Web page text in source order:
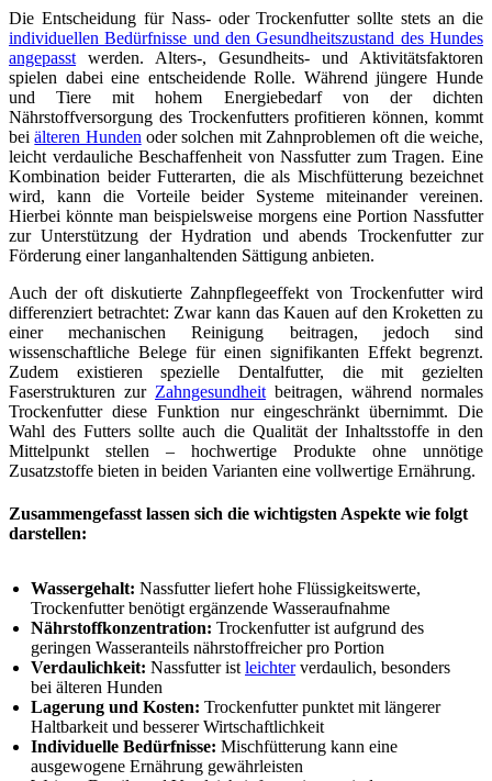
Die Entscheidung für Nass- oder Trockenfutter sollte stets an die
individuellen Bedürfnisse und den Gesundheitszustand des Hundes
angepasst werden. Alters-, Gesundheits- und Aktivitätsfaktoren
spielen dabei eine entscheidende Rolle. Während jüngere Hunde
und Tiere mit hohem Energiebedarf von der dichten
Nährstoffversorgung des Trockenfutters profitieren können, kommt
beiälteren Hunden oder solchen mit Zahnproblemen oft die weiche,
leicht verdauliche Beschaffenheit von Nassfutter zum Tragen. Eine
Kombination beider Futterarten, die als Mischfütterung bezeichnet
wird, kann die Vorteile beider Systeme miteinander vereinen.
Hierbei könnte man beispielsweise morgens eine Portion Nassfutter
zur Unterstützung der Hydration und abends Trockenfutter zur
Förderung einer langanhaltenden Sättigung anbieten.
Auch der oft diskutierte Zahnpflegeeffekt von Trockenfutter wird
differenziert betrachtet: Zwar kann das Kauen auf den Kroketten zu
einer mechanischen Reinigung beitragen, jedoch sind
wissenschaftliche Belege für einen signifikanten Effekt begrenzt.
Zudem existieren spezielle Dentalfutter, die mit gezielten
Faserstrukturen zur Zahngesundheit beitragen, während normales
Trockenfutter diese Funktion nur eingeschränkt übernimmt. Die
Wahl des Futters sollte auch die Qualität der Inhaltsstoffe in den
Mittelpunkt stellen – hochwertige Produkte ohne unnötige
Zusatzstoffe bieten in beiden Varianten eine vollwertige Ernährung.
Zusammengefasst lassen sich die wichtigsten Aspekte wie folgt
darstellen:
Wassergehalt: Nassfutter liefert hohe Flüssigkeitswerte,
Trockenfutter benötigt ergänzende Wasseraufnahme
Nährstoffkonzentration: Trockenfutter ist aufgrund des
geringen Wasseranteils nährstoffreicher pro Portion
Verdaulichkeit: Nassfutter ist leichterverdaulich, besonders
bei älteren Hunden
Lagerung und Kosten: Trockenfutter punktet mit längerer
Haltbarkeit und besserer Wirtschaftlichkeit
Individuelle Bedürfnisse: Mischfütterung kann eine
ausgewogene Ernährung gewährleisten